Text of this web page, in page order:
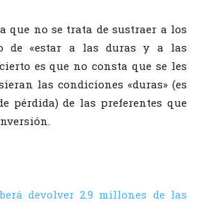
que no se trata de sustraer a los
de «estar a las duras y a las
es que no consta que se les
las condiciones «duras» (es
pérdida) de las preferentes que
devolver 2.9 millones de las